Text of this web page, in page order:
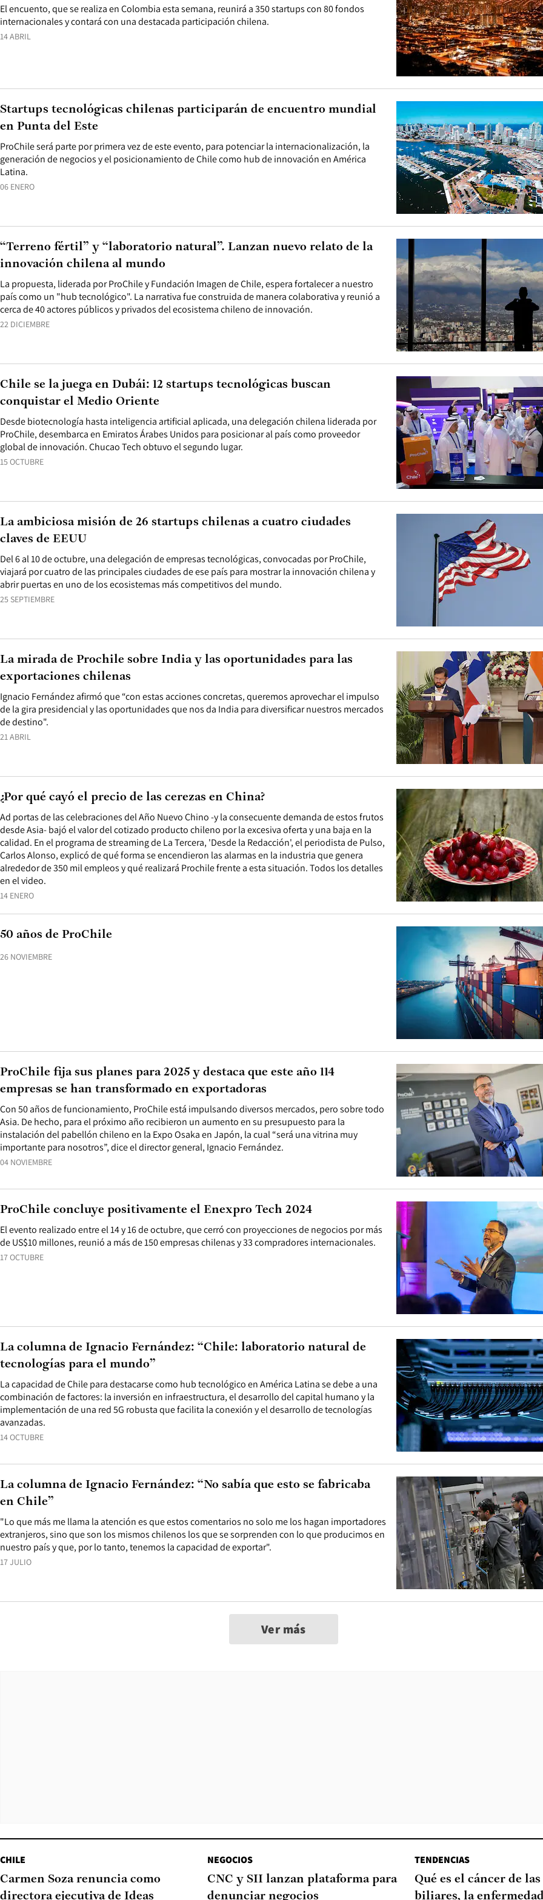
14 ABRIL
El encuento, que se realiza en Colombia esta semana, reunirá a 350 startups con 80 fondos
internacionales y contará con una destacada participación chilena.
06 ENERO
ProChile será parte por primera vez de este evento, para potenciar la internacionalización, la
generación de negocios y el posicionamiento de Chile como hub de innovación en América
Latina.
Startups tecnológicas chilenas participarán de encuentro mundial
en Punta del Este
22 DICIEMBRE
La propuesta, liderada por ProChile y Fundación Imagen de Chile, espera fortalecer a nuestro
país como un "hub tecnológico". La narrativa fue construida de manera colaborativa y reunió a
cerca de 40 actores públicos y privados del ecosistema chileno de innovación.
“Terreno fértil” y “laboratorio natural”. Lanzan nuevo relato de la
innovación chilena al mundo
15 OCTUBRE
Desde biotecnología hasta inteligencia artificial aplicada, una delegación chilena liderada por
ProChile, desembarca en Emiratos Árabes Unidos para posicionar al país como proveedor
global de innovación. Chucao Tech obtuvo el segundo lugar.
Chile se la juega en Dubái: 12 startups tecnológicas buscan
conquistar el Medio Oriente
25 SEPTIEMBRE
Del 6 al 10 de octubre, una delegación de empresas tecnológicas, convocadas por ProChile,
viajará por cuatro de las principales ciudades de ese país para mostrar la innovación chilena y
abrir puertas en uno de los ecosistemas más competitivos del mundo.
La ambiciosa misión de 26 startups chilenas a cuatro ciudades
claves de EEUU
21 ABRIL
Ignacio Fernández afirmó que “con estas acciones concretas, queremos aprovechar el impulso
de la gira presidencial y las oportunidades que nos da India para diversificar nuestros mercados
de destino".
La mirada de Prochile sobre India y las oportunidades para las
exportaciones chilenas
14 ENERO
Ad portas de las celebraciones del Año Nuevo Chino -y la consecuente demanda de estos frutos
desde Asia- bajó el valor del cotizado producto chileno por la excesiva oferta y una baja en la
calidad. En el programa de streaming de La Tercera, 'Desde la Redacción', el periodista de Pulso,
Carlos Alonso, explicó de qué forma se encendieron las alarmas en la industria que genera
alrededor de 350 mil empleos y qué realizará Prochile frente a esta situación. Todos los detalles
en el video.
¿Por qué cayó el precio de las cerezas en China?
26 NOVIEMBRE
50 años de ProChile
04 NOVIEMBRE
Con 50 años de funcionamiento, ProChile está impulsando diversos mercados, pero sobre todo
Asia. De hecho, para el próximo año recibieron un aumento en su presupuesto para la
instalación del pabellón chileno en la Expo Osaka en Japón, la cual “será una vitrina muy
importante para nosotros”, dice el director general, Ignacio Fernández.
ProChile fija sus planes para 2025 y destaca que este año 114
empresas se han transformado en exportadoras
17 OCTUBRE
El evento realizado entre el 14 y 16 de octubre, que cerró con proyecciones de negocios por más
de US$10 millones, reunió a más de 150 empresas chilenas y 33 compradores internacionales.
ProChile concluye positivamente el Enexpro Tech 2024
14 OCTUBRE
La capacidad de Chile para destacarse como hub tecnológico en América Latina se debe a una
combinación de factores: la inversión en infraestructura, el desarrollo del capital humano y la
implementación de una red 5G robusta que facilita la conexión y el desarrollo de tecnologías
avanzadas.
La columna de Ignacio Fernández: “Chile: laboratorio natural de
tecnologías para el mundo”
17 JULIO
"Lo que más me llama la atención es que estos comentarios no solo me los hagan importadores
extranjeros, sino que son los mismos chilenos los que se sorprenden con lo que producimos en
nuestro país y que, por lo tanto, tenemos la capacidad de exportar".
La columna de Ignacio Fernández: “No sabía que esto se fabricaba
en Chile”
Ver más
CHILE
Carmen Soza renuncia como
directora ejecutiva de Ideas
NEGOCIOS
CNC y SII lanzan plataforma para
denunciar negocios
TENDENCIAS
Qué es el cáncer de
biliares, la